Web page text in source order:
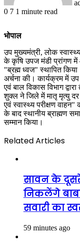
0 7 1 minute read
भोपाल
उप मुख्यमंत्री, लोक स्वास्थ्य
के कृषि उपज मंडी प्रांगण में
"ब्रह्म ध्वज" स्थापित
अर्चना की। कार्यक्रम में
एवं बाल विकास विभाग
शुक्ल ने जिले में मातृ मृत्यु
एवं स्वास्थ्य परीक्षण
के बाद स्थानीय ब्राह्मण
सम्मान किया।
Related Articles
सावन के
निकलेंगे बाबा
सवारी का
59 minutes ago